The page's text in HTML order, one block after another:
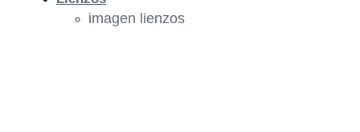
imagen lienzos